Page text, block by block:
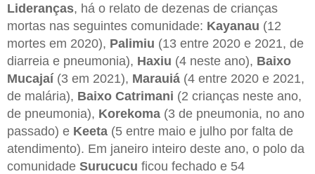
Lideranças, há o relato de dezenas de crianças
mortas nas seguintes comunidade: Kayanau (12
mortes em 2020), Palimiu (13 entre 2020 e 2021, de
diarreia e pneumonia), Haxiu (4 neste ano), Baixo
Mucajaí(3 em 2021), Marauiá (4 entre 2020 e 2021,
de malária), Baixo Catrimani (2 crianças neste ano,
de pneumonia), Korekoma (3 de pneumonia, no ano
passado) e Keeta (5 entre maio e julho por falta de
atendimento). Em janeiro inteiro deste ano, o polo da
comunidade Surucucu ficou fechado e 54